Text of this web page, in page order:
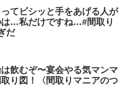
てビシッと手をあげる人が
は…私だけですね…#間取り
だ
飲むぞ〜宴会やる気マンマ
り図！〈間取りマニアのつ